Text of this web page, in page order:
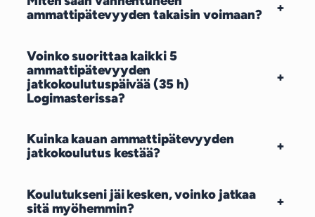
ammattipätevyyden takaisin voimaan?
+
Voinko suorittaa kaikki 5
ammattipätevyyden
jatkokoulutuspäivää (35 h)
Logimasterissa?
+
Kuinka kauan ammattipätevyyden
jatkokoulutus kestää?
+
Koulutukseni jäi kesken, voinko jatkaa
sitä myöhemmin?
+